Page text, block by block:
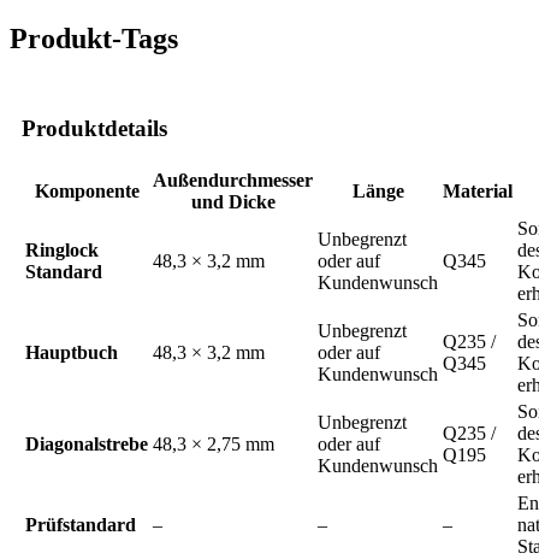
Produkt-Tags
Produktdetails
Komponente
Außendurchmesser
und Dicke
Länge Material
Ringlock
Standard
48,3 × 3,2 mm
Unbegrenzt
oder auf
Kundenwunsch
Q345
Hauptbuch 48,3 × 3,2 mm
Unbegrenzt
oder auf
Kundenwunsch
Q235 /
Q345
Diagonalstrebe 48,3 × 2,75 mm
Unbegrenzt
oder auf
Kundenwunsch
Q235 /
Q195
Prüfstandard – – –